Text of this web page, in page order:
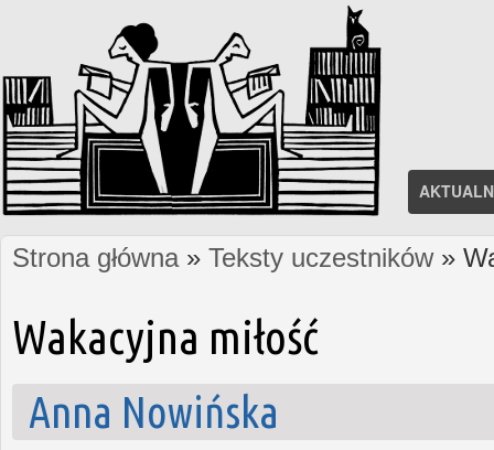
Jesteś tutaj
Strona główna» Teksty uczestników»
Wakacyjna miłość
Anna Nowińska